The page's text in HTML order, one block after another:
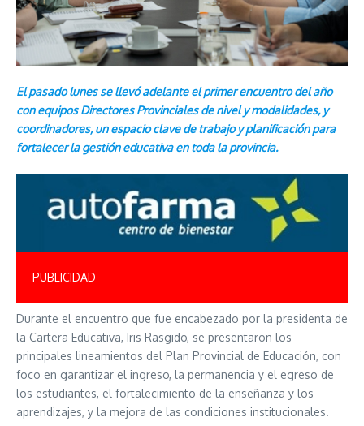
El pasado lunes se llevó adelante el primer encuentro del año
con equipos Directores Provinciales de nivel y modalidades, y
coordinadores, un espacio clave de trabajo y planificación para
fortalecer la gestión educativa en toda la provincia.
PUBLICIDAD
Durante el encuentro que fue encabezado por la presidenta de
la Cartera Educativa, Iris Rasgido, se presentaron los
principales lineamientos del Plan Provincial de Educación, con
foco en garantizar el ingreso, la permanencia y el egreso de
los estudiantes, el fortalecimiento de la enseñanza y los
aprendizajes, y la mejora de las condiciones institucionales.